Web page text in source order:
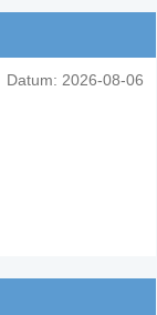
Datum: 2026-08-06